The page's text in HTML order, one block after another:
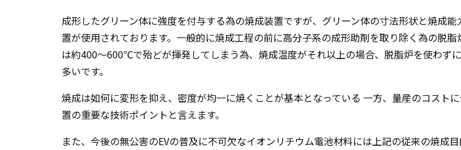
成形したグリーン体に強度を付与する為の焼成装置ですが、グリーン体の寸法形状と焼成
置が使用されております。一般的に焼成工程の前に高分子系の成形助剤を取り除く為の脱
は約400～600℃で殆どが揮発してしまう為、焼成温度がそれ以上の場合、脱脂炉を使わず
多いです。
焼成は如何に変形を抑え、密度が均一に焼くことが基本となっている 一方、量産のコスト
置の重要な技術ポイントと言えます。
また、今後の無公害のEVの普及に不可欠なイオンリチウム電池材料には上記の従来の焼成